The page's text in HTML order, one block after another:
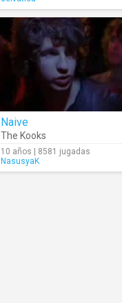
Naive
The Kooks
10 años | 8581 jugadas
NasusyaK